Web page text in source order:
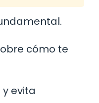
cómo te
evita